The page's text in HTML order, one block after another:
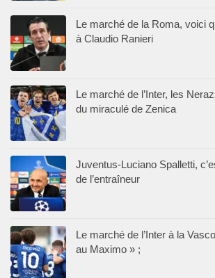
Le marché de la Roma, voici
à Claudio Ranieri
Le marché de l’Inter, les
du miraculé de Zenica
Juventus-Luciano Spalletti,
de l’entraîneur
Le marché de l’Inter à la
au Maximo » ;